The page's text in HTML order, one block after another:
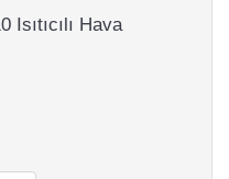
Isıtıcılı Hava